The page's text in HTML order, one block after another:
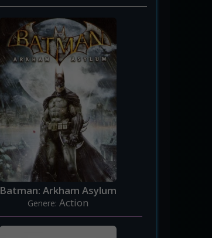
Batman: Arkham Asylum
Genere: Action